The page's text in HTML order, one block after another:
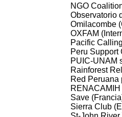
NGO
Observatorio
Omilacombe
OXFAM
Pacific
Peru Support
PUIC-UNAM
Rainforest
Red Peruana
Save
Sierra Club